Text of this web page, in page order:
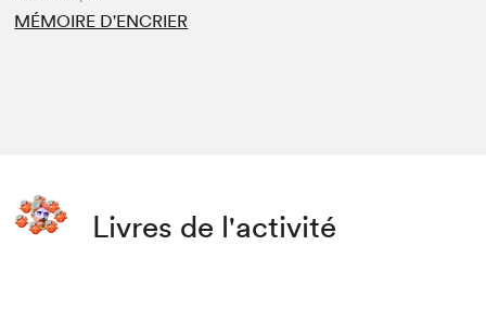
MÉMOIRE D'ENCRIER
Livres de l'activité